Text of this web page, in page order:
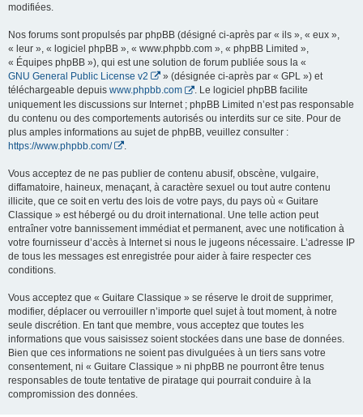
modifiées.
Nos forums sont propulsés par phpBB (désigné ci-après par « ils », « eux »,
« leur », « logiciel phpBB », « www.phpbb.com », « phpBB Limited »,
« Équipes phpBB »), qui est une solution de forum publiée sous la «
GNU General Public License v2
» (désignée ci-après par « GPL ») et
téléchargeable depuis www.phpbb.com
. Le logiciel phpBB facilite
uniquement les discussions sur Internet ; phpBB Limited n’est pas responsable
du contenu ou des comportements autorisés ou interdits sur ce site. Pour de
plus amples informations au sujet de phpBB, veuillez consulter :
https://www.phpbb.com/
Vous acceptez de ne pas publier de contenu abusif, obscène, vulgaire,
diffamatoire, haineux, menaçant, à caractère sexuel ou tout autre contenu
illicite, que ce soit en vertu des lois de votre pays, du pays où « Guitare
Classique » est hébergé ou du droit international. Une telle action peut
entraîner votre bannissement immédiat et permanent, avec une notification à
votre fournisseur d’accès à Internet si nous le jugeons nécessaire. L’adresse IP
de tous les messages est enregistrée pour aider à faire respecter ces
conditions.
Vous acceptez que « Guitare Classique » se réserve le droit de supprimer,
modifier, déplacer ou verrouiller n’importe quel sujet à tout moment, à notre
seule discrétion. En tant que membre, vous acceptez que toutes les
informations que vous saisissez soient stockées dans une base de données.
Bien que ces informations ne soient pas divulguées à un tiers sans votre
consentement, ni « Guitare Classique » ni phpBB ne pourront être tenus
responsables de toute tentative de piratage qui pourrait conduire à la
compromission des données.